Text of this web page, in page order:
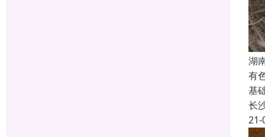
湖
有
基
长
21-